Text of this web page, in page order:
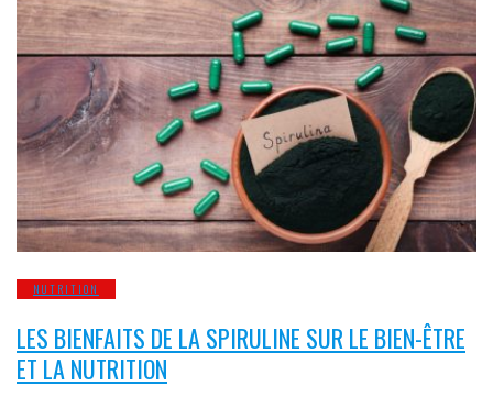
NUTRITION
LES BIENFAITS DE LA SPIRULINE SUR LE BIEN-ÊTRE
ET LA NUTRITION